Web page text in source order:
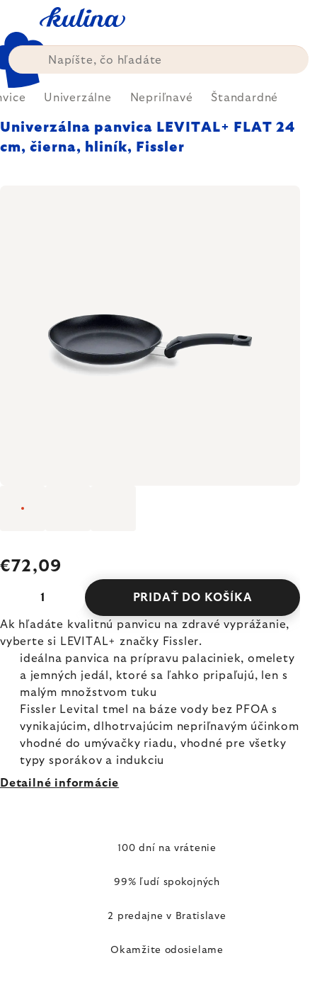
obsah
Univerzálne Nepriľnavé Štandardné
Univerzálna panvica LEVITAL+ FLAT 24
cm, čierna, hliník, Fissler
€72,09
PRIDAŤ DO KOŠÍKA
Ak hľadáte kvalitnú panvicu na zdravé vyprážanie,
vyberte si LEVITAL+ značky Fissler.
ideálna panvica na prípravu palaciniek, omelety
a jemných jedál, ktoré sa ľahko pripaľujú, len s
malým množstvom tuku
Fissler Levital tmel na báze vody bez PFOA s
vynikajúcim, dlhotrvajúcim nepriľnavým účinkom
vhodné do umývačky riadu, vhodné pre všetky
typy sporákov a indukciu
Detailné informácie
100 dní na vrátenie
99% ľudí spokojných
2 predajne v Bratislave
Okamžite odosielame